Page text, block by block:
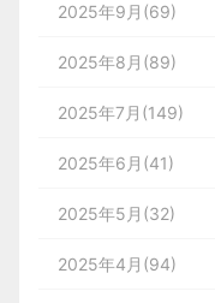
2025年9月(69)
2025年8月(89)
2025年7月(149)
2025年6月(41)
2025年5月(32)
2025年4月(94)